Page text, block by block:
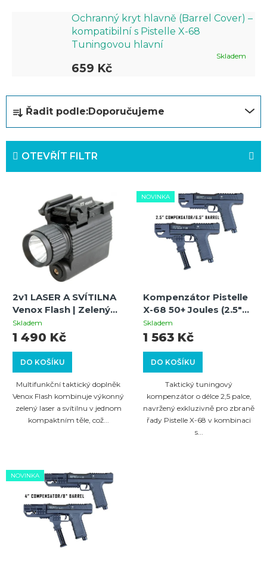
Ochranný kryt hlavně (Barrel Cover) –
kompatibilní s Pistelle X-68
Tuningovou hlavní
Skladem
659 Kč
z
e
k
ů
Řadit podle:Doporučujeme
OTEVŘÍT FILTR
o
d
2v1 LASER A SVÍTILNA
Venox Flash | Zelený
laser na RIS 22 mm
Skladem
DO KOŠÍKU
1 490 Kč
Multifunkční taktický doplněk
Venox Flash kombinuje výkonný
zelený laser a svítilnu v jednom
kompaktním těle, což...
NOVINKA
Kompenzátor Pistelle
X-68 50+ Joules (2.5"
Kompenzátor pro 6.5"
nerezovou hlaveň)
Skladem
DO KOŠÍKU
1 563 Kč
Taktický tuningový
kompenzátor o délce 2,5 palce,
navržený exkluzivně pro zbraně
řady Pistelle X-68 v kombinaci
s...
NOVINKA